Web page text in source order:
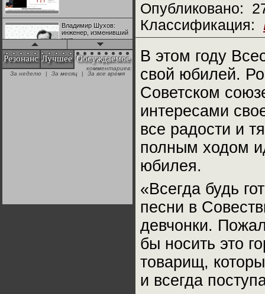
Владимир Шухов:
инженер, изменивший
мир
"Аркадий Коц" на
эгалите-фесте "Не
Резонанс Лучшее Обсуждаемое
комментариев:
За неделю
| За месяц | За все время
Опубликовано:
Классификация:
В этом году
свой юбилей.
Советском
интересами
все радости и
полным ходом
юбилея.
«Всегда будь
песни в
девчонки.
бы носить это
товарищ,
и всегда